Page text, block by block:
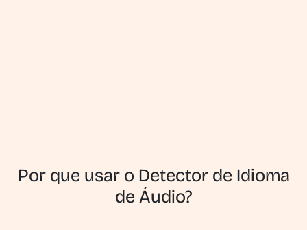
Por que usar o Detector de Idioma
de Áudio?